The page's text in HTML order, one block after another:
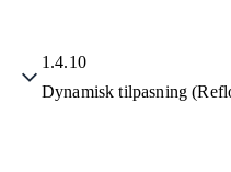
1.4.10
Dynamisk tilpasning